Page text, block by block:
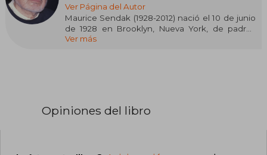
Ver Página del Autor
Maurice Sendak (1928-2012) nació el 10 de junio
de 1928 en Brooklyn, Nueva York, de padres
judíos inmigrantes de Polonia. Sendak, un artista
Brundibar de Krása, La flauta mágica de Mozart ,
Ver más
Opiniones del libro